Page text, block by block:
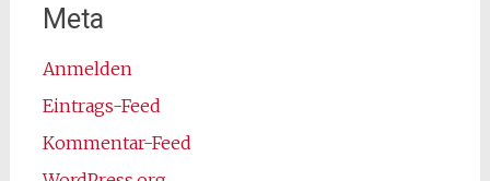
Meta
Anmelden
Eintrags-Feed
Kommentar-Feed